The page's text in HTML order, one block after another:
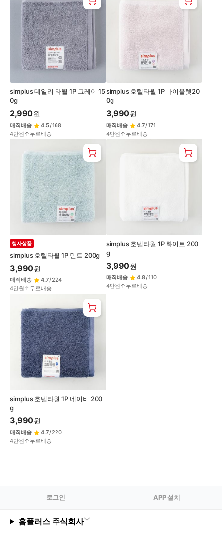
simplus 데일리 타월 1P 그레이 15
0g
2,990원
매직배송 4.5/168
4만원↑무료배송
simplus 호텔타월 1P 바이올렛20
0g
3,990원
매직배송 4.7/171
4만원↑무료배송
simplus 호텔타월 1P 민트 200g
행사상품
3,990원
매직배송 4.7/224
4만원↑무료배송
simplus 호텔타월 1P 화이트 200
g
3,990원
매직배송 4.8/110
4만원↑무료배송
simplus 호텔타월 1P 네이비 200
g
3,990원
매직배송 4.7/220
4만원↑무료배송
로그인 APP 설치
홈플러스 주식회사